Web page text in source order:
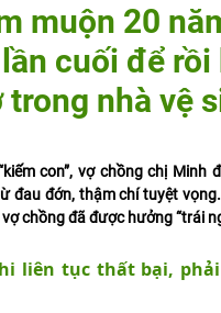
muộn 20
cuối để rồi
trong nhà vệ
con”, vợ chồng chị Minh
đau đớn, thậm chí tuyệt
chồng đã được hưởng “trái
liên tục thất bại,